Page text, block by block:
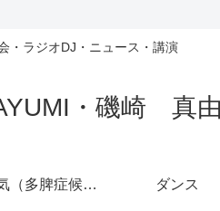
・ラジオDJ・ニュース・講演
・磯崎 真
子供の病気（多脾症候群） ダンス